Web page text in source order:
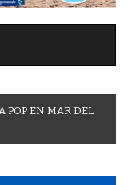
A POP EN MAR DEL